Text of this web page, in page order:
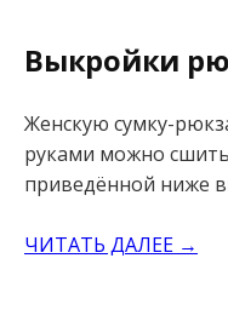
Выкройки
Женскую сумку-
руками можно
приведённой ниже
ЧИТАТЬ ДАЛЕЕ →